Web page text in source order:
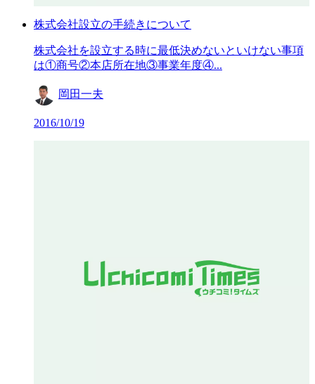
株式会社設立の手続きについて
株式会社を設立する時に最低決めないといけない事項
は①商号②本店所在地③事業年度④...
岡田一夫
2016/10/19